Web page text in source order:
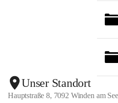
Unser Standort
Hauptstraße 8, 7092 Winden am